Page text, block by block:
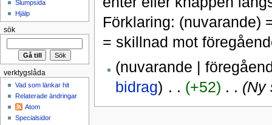
Förklaring: (nuvarande)
= skillnad mot
(nuvarande |
bidrag) ‎ . . (+52) ‎ . . (Ny
Slumpsida
Hjälp
sök
verktygslåda
Vad som länkar hit
Relaterade ändringar
Atom
Specialsidor